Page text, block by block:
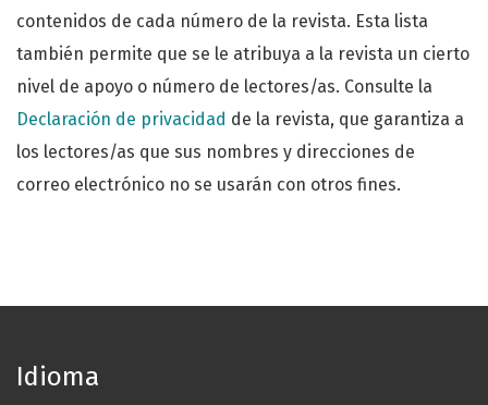
contenidos de cada número de la revista. Esta lista
también permite que se le atribuya a la revista un cierto
nivel de apoyo o número de lectores/as. Consulte la
Declaración de privacidad de la revista, que garantiza a
los lectores/as que sus nombres y direcciones de
correo electrónico no se usarán con otros fines.
Idioma